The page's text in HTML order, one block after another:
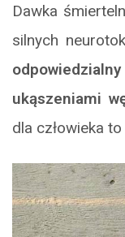
Dawka
silnych
ukąszeniami
dla człowieka